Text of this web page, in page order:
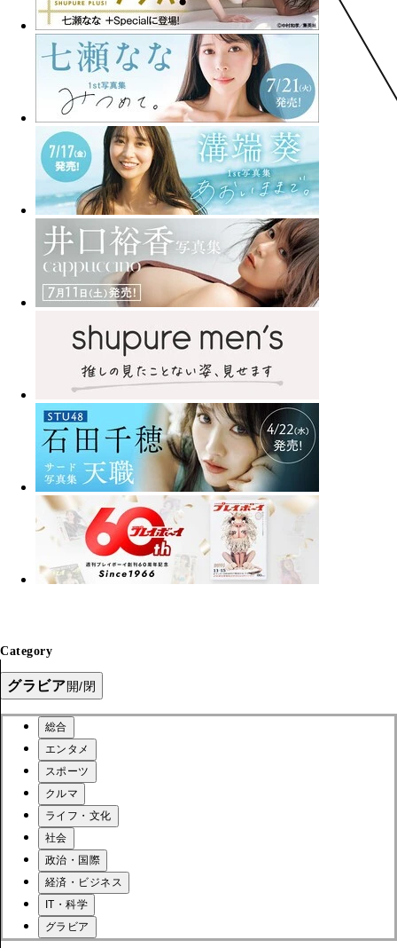
Category
グラビア開/閉
総合
エンタメ
スポーツ
クルマ
ライフ・文化
社会
政治・国際
経済・ビジネス
IT・科学
グラビア